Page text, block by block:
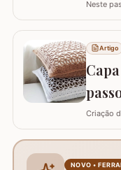
Neste
utilizar
precisar
utilizei os
fios
Artigo
Criação
prática
Materiais
NOVO •